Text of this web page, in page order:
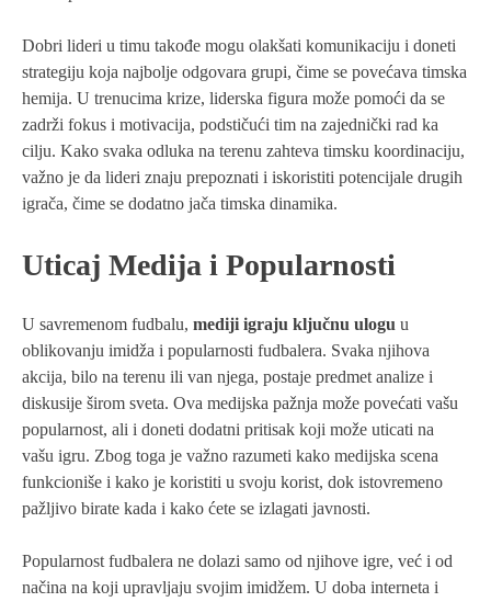
Dobri lideri u timu takođe mogu olakšati komunikaciju i doneti
strategiju koja najbolje odgovara grupi, čime se povećava timska
hemija. U trenucima krize, liderska figura može pomoći da se
zadrži fokus i motivacija, podstičući tim na zajednički rad ka
cilju. Kako svaka odluka na terenu zahteva timsku koordinaciju,
važno je da lideri znaju prepoznati i iskoristiti potencijale drugih
igrača, čime se dodatno jača timska dinamika.
Uticaj Medija i Popularnosti
U savremenom fudbalu, mediji igraju ključnu ulogu u
oblikovanju imidža i popularnosti fudbalera. Svaka njihova
akcija, bilo na terenu ili van njega, postaje predmet analize i
diskusije širom sveta. Ova medijska pažnja može povećati vašu
popularnost, ali i doneti dodatni pritisak koji može uticati na
vašu igru. Zbog toga je važno razumeti kako medijska scena
funkcioniše i kako je koristiti u svoju korist, dok istovremeno
pažljivo birate kada i kako ćete se izlagati javnosti.
Popularnost fudbalera ne dolazi samo od njihove igre, već i od
načina na koji upravljaju svojim imidžem. U doba interneta i